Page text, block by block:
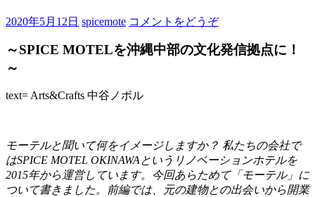
2020年5月12日 spicemote コメントをどうぞ
～SPICE MOTELを沖縄中部の文化発信拠点に！
～
text= Arts&Crafts 中谷ノボル
モーテルと聞いて何をイメージしますか？ 私たちの会社で
はSPICE MOTEL OKINAWAというリノベーションホテルを
2015年から運営しています。今回あらためて「モーテル」に
ついて書きました。前編では、元の建物との出会いから開業